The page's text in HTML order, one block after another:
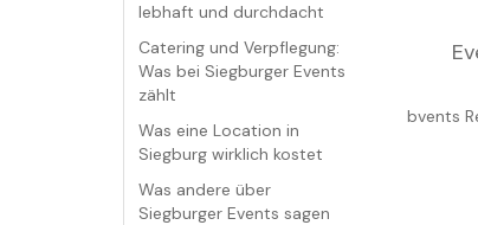
lebhaft und durchdacht
Catering und Verpflegung:
Was bei Siegburger Events
zählt
Was eine Location in
Siegburg wirklich kostet
Was andere über
Siegburger Events sagen
bvents